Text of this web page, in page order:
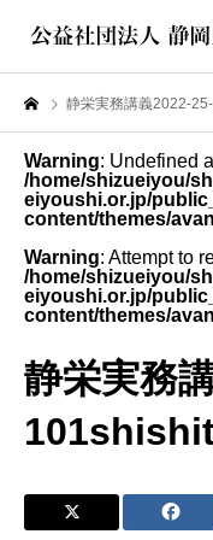
静栄実務講義2022-
Warning: Undefined
/home/shizueiyou/
eiyoushi.or.jp/
content/themes/
Warning: Attempt to
/home/shizueiyou/
eiyoushi.or.jp/
content/themes/
静栄実務